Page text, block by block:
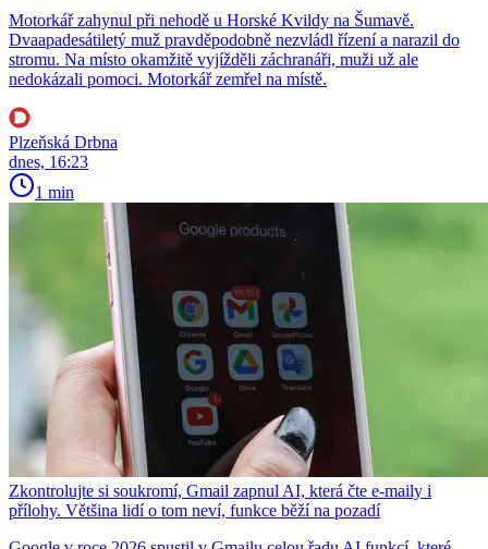
Motorkář zahynul při nehodě u Horské Kvildy na Šumavě.
Dvaapadesátiletý muž pravděpodobně nezvládl řízení a narazil do
stromu. Na místo okamžitě vyjížděli záchranáři, muži už ale
nedokázali pomoci. Motorkář zemřel na místě.
Plzeňská Drbna
dnes, 16:23
1 min
Zkontrolujte si soukromí, Gmail zapnul AI, která čte e-maily i
přílohy. Většina lidí o tom neví, funkce běží na pozadí